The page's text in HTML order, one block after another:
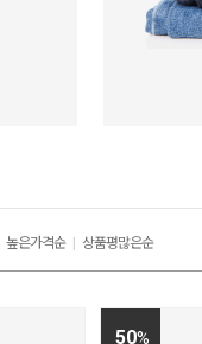
높은가격순| 상품평많은순
50%